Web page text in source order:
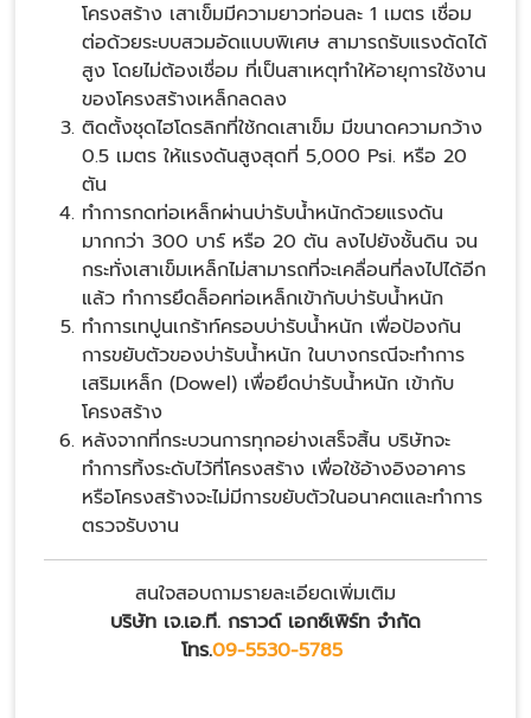
โครงสร้าง เสาเข็มมีความยาวท่อนละ 1 เมตร เชื่อม
ต่อด้วยระบบสวมอัดแบบพิเศษ สามารถรับแรงดัดได้
สูง โดยไม่ต้องเชื่อม ที่เป็นสาเหตุทำให้อายุการใช้งาน
ของโครงสร้างเหล็กลดลง
ติดตั้งชุดไฮโดรลิกที่ใช้กดเสาเข็ม มีขนาดความกว้าง
0.5 เมตร ให้แรงดันสูงสุดที่ 5,000 Psi. หรือ 20
ตัน
ทำการกดท่อเหล็กผ่านบ่ารับน้ำหนักด้วยแรงดัน
มากกว่า 300 บาร์ หรือ 20 ตัน ลงไปยังชั้นดิน จน
กระทั่งเสาเข็มเหล็กไม่สามารถที่จะเคลื่อนที่ลงไปได้อีก
แล้ว ทำการยึดล็อคท่อเหล็กเข้ากับบ่ารับน้ำหนัก
ทำการเทปูนเกร้าท์ครอบบ่ารับน้ำหนัก เพื่อป้องกัน
การขยับตัวของบ่ารับน้ำหนัก ในบางกรณีจะทำการ
เสริมเหล็ก (Dowel) เพื่อยึดบ่ารับน้ำหนัก เข้ากับ
โครงสร้าง
หลังจากที่กระบวนการทุกอย่างเสร็จสิ้น บริษัทจะ
ทำการทิ้งระดับไว้ที่โครงสร้าง เพื่อใช้อ้างอิงอาคาร
หรือโครงสร้างจะไม่มีการขยับตัวในอนาคตและทำการ
ตรวจรับงาน
สนใจสอบถามรายละเอียดเพิ่มเติม
บริษัท เจ.เอ.ที. กราวด์ เอกซ์เพิร์ท จำกัด
โทร.09-5530-5785